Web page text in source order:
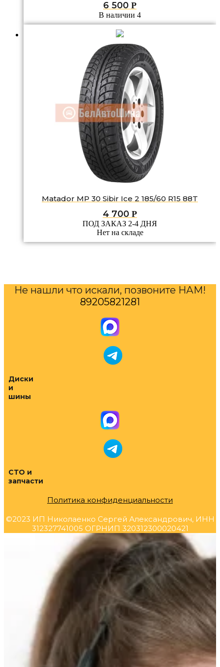
6 500 Р
В наличии 4
Matador MP 30 Sibir Ice 2 185/60 R15 88T
4 700 Р
ПОД ЗАКАЗ 2-4 ДНЯ
Нет на складе
Не нашли что искали, позвоните НАМ!
89205821281
Диски
и
шины
СТО и
запчасти
Политика конфиденциальности
©2023 ИП Николаенко Сергей Александрович, ИНН
312327741005 ОГРНИП 320312300020421